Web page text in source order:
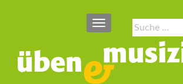
Suche
nach:
SCHALTE NAVIGATION